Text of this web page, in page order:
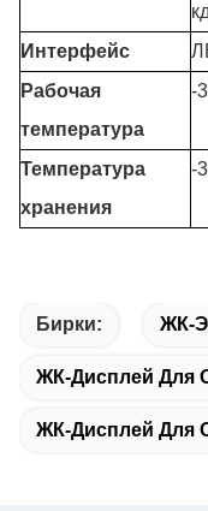
Интерфейс
Рабочая
температура
-
Температура
хранения
-
Бирки: ЖК-
ЖК-Дисплей Для
ЖК-Дисплей Для